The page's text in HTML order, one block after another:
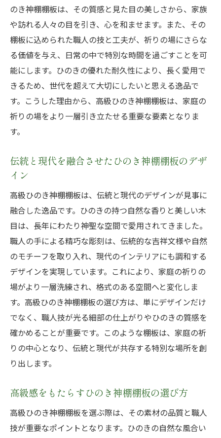
ン
モチーフが引き立つ高級ひのき神棚棚板の
選び方
ひのき材の自然美を活かした神棚棚板
自然のモチーフがもたらす心の癒し
家庭を彩るひのき神棚棚板の自然な魅力
自然素材とモチーフが融合する神棚棚板
家庭に格調をもたらすひのき神棚棚板
ひのき材が引き立つ家庭の神聖な空間
高級感あふれる神棚棚板の設置ポイント
祈りの場を格調高く演出するひのき神棚棚
板
家庭に調和をもたらすひのき神棚棚板の選
び方
ひのき神棚棚板の選び方初心者でも分かるポイ
ント
ひのき神棚棚板初心者向け選び方ガイド
初めてでも安心なひのき神棚棚板の選び方
初心者が知っておくべきひのき材の特性
初心者でも理解できる神棚棚板の選び方
ひのき神棚棚板選びで失敗しないためのポ
イント
のき神棚棚板は、その質感と見た目の美しさから、家族
や訪れる人々の目を引き、心を和ませます。また、その
棚板に込められた職人の技と工夫が、祈りの場にさらな
る価値を与え、日常の中で特別な時間を過ごすことを可
能にします。ひのきの優れた耐久性により、長く愛用で
きるため、世代を超えて大切にしたいと思える逸品で
す。こうした理由から、高級ひのき神棚棚板は、家庭の
祈りの場をより一層引き立たせる重要な要素となりま
す。
伝統と現代を融合させたひのき神棚棚板のデザ
イン
高級ひのき神棚棚板は、伝統と現代のデザインが見事に
融合した逸品です。ひのきの持つ自然な香りと美しい木
目は、長年にわたり神聖な空間で愛用されてきました。
職人の手による精巧な彫刻は、伝統的な吉祥文様や自然
のモチーフを取り入れ、現代のインテリアにも調和する
デザインを実現しています。これにより、家庭の祈りの
場がより一層洗練され、格式のある空間へと変化しま
す。高級ひのき神棚棚板の選び方は、単にデザインだけ
でなく、職人技が光る細部の仕上がりやひのきの質感を
確かめることが重要です。このような棚板は、家庭の祈
りの中心となり、伝統と現代が共存する特別な場所を創
り出します。
高級感をもたらすひのき神棚棚板の選び方
高級ひのき神棚棚板を選ぶ際は、その素材の品質と職人
技が重要なポイントとなります。ひのきの自然な風合い